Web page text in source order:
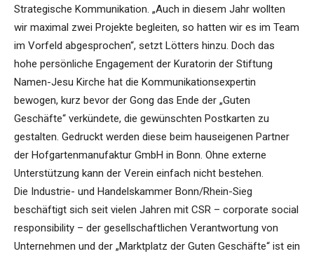
Strategische Kommunikation. „Auch in diesem Jahr wollten
wir maximal zwei Projekte begleiten, so hatten wir es im Team
im Vorfeld abgesprochen“, setzt Lötters hinzu. Doch das
hohe persönliche Engagement der Kuratorin der Stiftung
Namen-Jesu Kirche hat die Kommunikationsexpertin
bewogen, kurz bevor der Gong das Ende der „Guten
Geschäfte“ verkündete, die gewünschten Postkarten zu
gestalten. Gedruckt werden diese beim hauseigenen Partner
der Hofgartenmanufaktur GmbH in Bonn. Ohne externe
Unterstützung kann der Verein einfach nicht bestehen.
Die Industrie- und Handelskammer Bonn/Rhein-Sieg
beschäftigt sich seit vielen Jahren mit CSR – corporate social
responsibility – der gesellschaftlichen Verantwortung von
Unternehmen und der „Marktplatz der Guten Geschäfte“ ist ein